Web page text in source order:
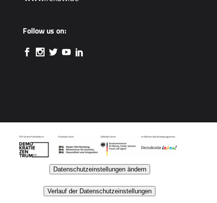
Follow us on:
Datenschutzeinstellungen ändern
Verlauf der Datenschutzeinstellungen